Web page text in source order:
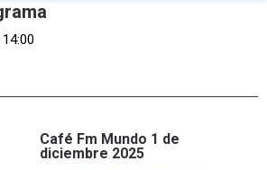
Café Fm Mundo 1 de
diciembre 2025